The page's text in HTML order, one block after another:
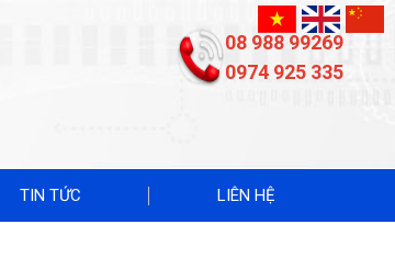
08 988 99269
0974 925 335
TIN TỨC LIÊN HỆ